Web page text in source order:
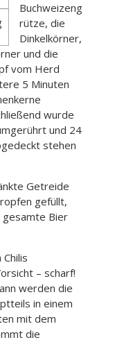
Buchweizeng
rütze, die
Dinkelkörner,
und die
vom Herd
5 Minuten
wurde
und 24
stehen
Getreide
gefüllt,
gesamte Bier
– scharf!
werden die
in einem
mit dem
die